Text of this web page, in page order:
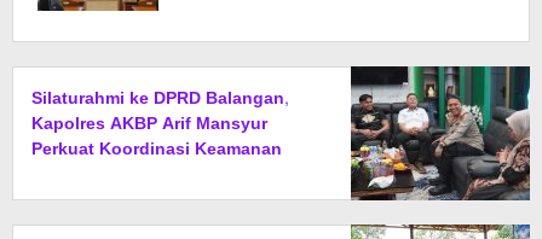
Silaturahmi ke DPRD Balangan,
Kapolres AKBP Arif Mansyur
Perkuat Koordinasi Keamanan